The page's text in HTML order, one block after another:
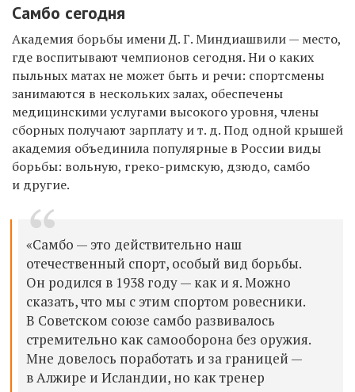
Самбо сегодня
Академия борьбы имени Д. Г. Миндиашвили — место,
где воспитывают чемпионов сегодня. Ни о каких
пыльных матах не может быть и речи: спортсмены
занимаются в нескольких залах, обеспечены
медицинскими услугами высокого уровня, члены
сборных получают зарплату и т. д. Под одной крышей
академия объединила популярные в России виды
борьбы: вольную, греко-римскую, дзюдо, самбо
и другие.
«Самбо — это действительно наш
отечественный спорт, особый вид борьбы.
Он родился в 1938 году — как и я. Можно
сказать, что мы с этим спортом ровесники.
В Советском союзе самбо развивалось
стремительно как самооборона без оружия.
Мне довелось поработать и за границей —
в Алжире и Исландии, но как тренер